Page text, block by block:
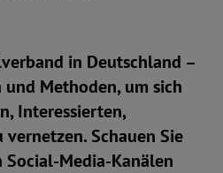
in Deutschland –
Methoden, um sich
Interessierten,
Schauen Sie
Media-Kanälen